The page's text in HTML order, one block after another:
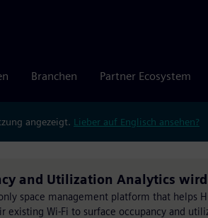
Branchen Partner Ecosystem
angezeigt. Lieber auf Englisch ansehen?
and Utilization Analytics
space management platform that helps
existing Wi-Fi to surface occupancy and